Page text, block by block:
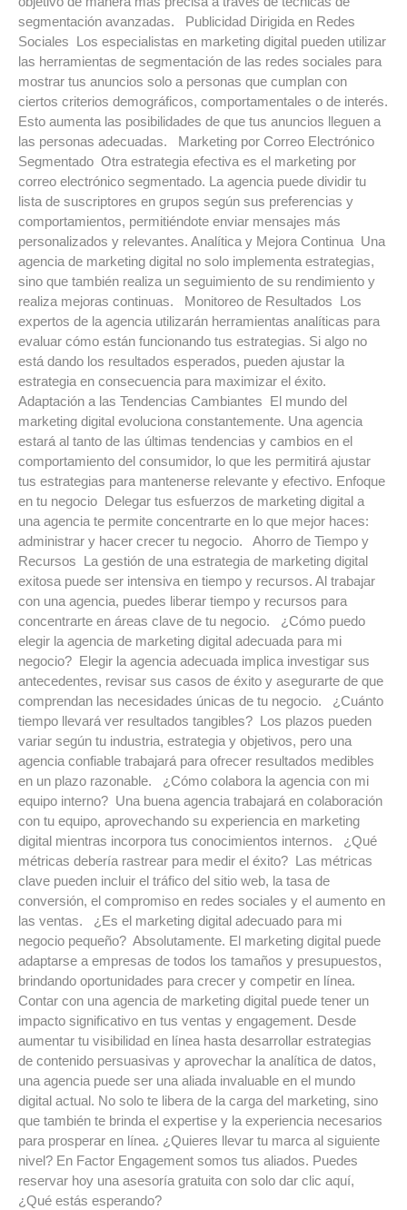
segmentación avanzadas. Publicidad Dirigida en Redes
Sociales Los especialistas en marketing digital pueden utilizar
las herramientas de segmentación de las redes sociales para
mostrar tus anuncios solo a personas que cumplan con
ciertos criterios demográficos, comportamentales o de interés.
Esto aumenta las posibilidades de que tus anuncios lleguen a
las personas adecuadas. Marketing por Correo Electrónico
Segmentado Otra estrategia efectiva es el marketing por
correo electrónico segmentado. La agencia puede dividir tu
lista de suscriptores en grupos según sus preferencias y
comportamientos, permitiéndote enviar mensajes más
personalizados y relevantes. Analítica y Mejora Continua Una
agencia de marketing digital no solo implementa estrategias,
sino que también realiza un seguimiento de su rendimiento y
realiza mejoras continuas. Monitoreo de Resultados Los
expertos de la agencia utilizarán herramientas analíticas para
evaluar cómo están funcionando tus estrategias. Si algo no
está dando los resultados esperados, pueden ajustar la
estrategia en consecuencia para maximizar el éxito.
Adaptación a las Tendencias Cambiantes El mundo del
marketing digital evoluciona constantemente. Una agencia
estará al tanto de las últimas tendencias y cambios en el
comportamiento del consumidor, lo que les permitirá ajustar
tus estrategias para mantenerse relevante y efectivo. Enfoque
en tu negocio Delegar tus esfuerzos de marketing digital a
una agencia te permite concentrarte en lo que mejor haces:
administrar y hacer crecer tu negocio. Ahorro de Tiempo y
Recursos La gestión de una estrategia de marketing digital
exitosa puede ser intensiva en tiempo y recursos. Al trabajar
con una agencia, puedes liberar tiempo y recursos para
concentrarte en áreas clave de tu negocio. ¿Cómo puedo
elegir la agencia de marketing digital adecuada para mi
negocio? Elegir la agencia adecuada implica investigar sus
antecedentes, revisar sus casos de éxito y asegurarte de que
comprendan las necesidades únicas de tu negocio. ¿Cuánto
tiempo llevará ver resultados tangibles? Los plazos pueden
variar según tu industria, estrategia y objetivos, pero una
agencia confiable trabajará para ofrecer resultados medibles
en un plazo razonable. ¿Cómo colabora la agencia con mi
equipo interno? Una buena agencia trabajará en colaboración
con tu equipo, aprovechando su experiencia en marketing
digital mientras incorpora tus conocimientos internos. ¿Qué
métricas debería rastrear para medir el éxito? Las métricas
clave pueden incluir el tráfico del sitio web, la tasa de
conversión, el compromiso en redes sociales y el aumento en
las ventas. ¿Es el marketing digital adecuado para mi
negocio pequeño? Absolutamente. El marketing digital puede
adaptarse a empresas de todos los tamaños y presupuestos,
brindando oportunidades para crecer y competir en línea.
Contar con una agencia de marketing digital puede tener un
impacto significativo en tus ventas y engagement. Desde
aumentar tu visibilidad en línea hasta desarrollar estrategias
de contenido persuasivas y aprovechar la analítica de datos,
una agencia puede ser una aliada invaluable en el mundo
digital actual. No solo te libera de la carga del marketing, sino
que también te brinda el expertise y la experiencia necesarios
para prosperar en línea. ¿Quieres llevar tu marca al siguiente
nivel? En Factor Engagement somos tus aliados. Puedes
reservar hoy una asesoría gratuita con solo dar clic aquí,
¿Qué estás esperando?